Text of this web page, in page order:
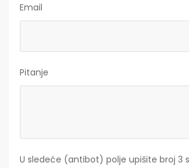
Email
Pitanje
U sledeće (antibot) polje upišite broj 3